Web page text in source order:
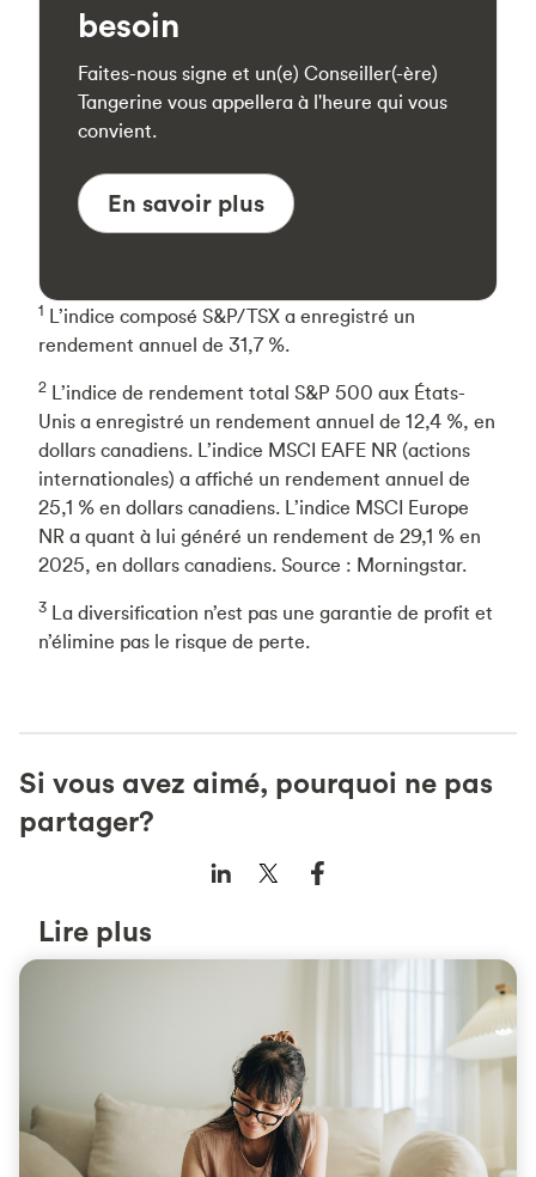
besoin
Faites-nous signe et un(e) Conseiller(-ère)
Tangerine vous appellera à l'heure qui vous
convient.
En savoir plus
1 L’indice composé S&P/TSX a enregistré un
rendement annuel de 31,7 %.
2 L’indice de rendement total S&P 500 aux États-
Unis a enregistré un rendement annuel de 12,4 %, en
dollars canadiens. L’indice MSCI EAFE NR (actions
internationales) a affiché un rendement annuel de
25,1 % en dollars canadiens. L’indice MSCI Europe
NR a quant à lui généré un rendement de 29,1 % en
2025, en dollars canadiens. Source : Morningstar.
3 La diversification n’est pas une garantie de profit et
n’élimine pas le risque de perte.
Si vous avez aimé, pourquoi ne pas
partager?
Lire plus